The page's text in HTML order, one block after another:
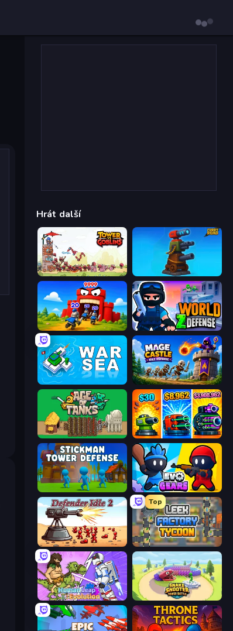
Hrát další
Tower vs Goblins Furry Road
TimeWarriors World Z Defense - Zombie Defense
War Sea Mage Castle Idle Defense
Age of Tanks Warriors: TD War Pumpkin Defense: Merge Cannon
Evo Gears
Defender Idle 2
Top
Leek Factory Tycoon
Human Leap: Evolution Snake Shooter: Tower Battle